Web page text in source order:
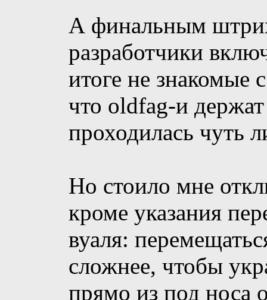
А финальным
разработчики
итоге не знакомые
что oldfag-и
проходилась чуть
Но стоило мне
кроме указания
вуаля:
сложнее, чтобы
прямо из под носа